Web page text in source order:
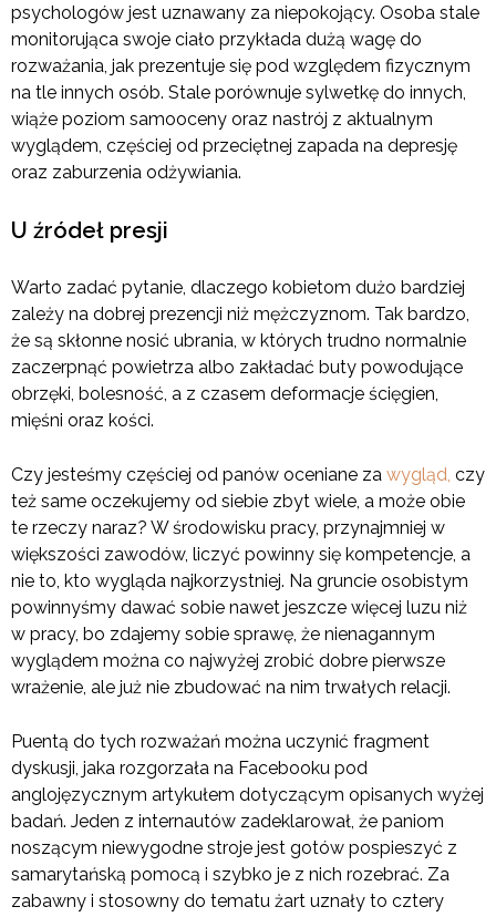
psychologów jest uznawany za niepokojący. Osoba stale
monitorująca swoje ciało przykłada dużą wagę do
rozważania, jak prezentuje się pod względem fizycznym
na tle innych osób. Stale porównuje sylwetkę do innych,
wiąże poziom samooceny oraz nastrój z aktualnym
wyglądem, częściej od przeciętnej zapada na depresję
oraz zaburzenia odżywiania.
U źródeł presji
Warto zadać pytanie, dlaczego kobietom dużo bardziej
zależy na dobrej prezencji niż mężczyznom. Tak bardzo,
że są skłonne nosić ubrania, w których trudno normalnie
zaczerpnąć powietrza albo zakładać buty powodujące
obrzęki, bolesność, a z czasem deformacje ścięgien,
mięśni oraz kości.
Czy jesteśmy częściej od panów oceniane za wygląd, czy
też same oczekujemy od siebie zbyt wiele, a może obie
te rzeczy naraz? W środowisku pracy, przynajmniej w
większości zawodów, liczyć powinny się kompetencje, a
nie to, kto wygląda najkorzystniej. Na gruncie osobistym
powinnyśmy dawać sobie nawet jeszcze więcej luzu niż
w pracy, bo zdajemy sobie sprawę, że nienagannym
wyglądem można co najwyżej zrobić dobre pierwsze
wrażenie, ale już nie zbudować na nim trwałych relacji.
Puentą do tych rozważań można uczynić fragment
dyskusji, jaka rozgorzała na Facebooku pod
anglojęzycznym artykułem dotyczącym opisanych wyżej
badań. Jeden z internautów zadeklarował, że paniom
noszącym niewygodne stroje jest gotów pospieszyć z
samarytańską pomocą i szybko je z nich rozebrać. Za
zabawny i stosowny do tematu żart uznały to cztery